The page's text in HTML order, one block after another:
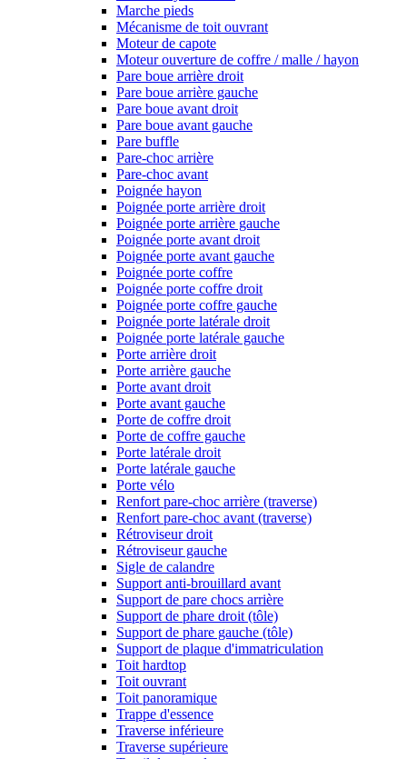
Marche pieds
Mécanisme de toit ouvrant
Moteur de capote
Moteur ouverture de coffre / malle / hayon
Pare boue arrière droit
Pare boue arrière gauche
Pare boue avant droit
Pare boue avant gauche
Pare buffle
Pare-choc arrière
Pare-choc avant
Poignée hayon
Poignée porte arrière droit
Poignée porte arrière gauche
Poignée porte avant droit
Poignée porte avant gauche
Poignée porte coffre
Poignée porte coffre droit
Poignée porte coffre gauche
Poignée porte latérale droit
Poignée porte latérale gauche
Porte arrière droit
Porte arrière gauche
Porte avant droit
Porte avant gauche
Porte de coffre droit
Porte de coffre gauche
Porte latérale droit
Porte latérale gauche
Porte vélo
Renfort pare-choc arrière (traverse)
Renfort pare-choc avant (traverse)
Rétroviseur droit
Rétroviseur gauche
Sigle de calandre
Support anti-brouillard avant
Support de pare chocs arrière
Support de phare droit (tôle)
Support de phare gauche (tôle)
Support de plaque d'immatriculation
Toit hardtop
Toit ouvrant
Toit panoramique
Trappe d'essence
Traverse inférieure
Traverse supérieure